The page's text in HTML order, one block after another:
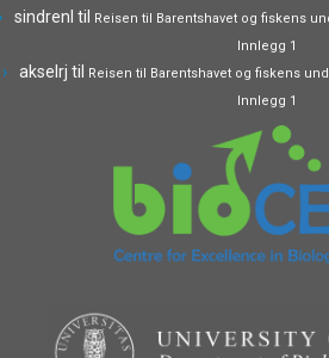
sindrenl til Reisen til Barentshavet og fiskens
Innlegg 1
akselrj til Reisen til Barentshavet og fiskens
Innlegg 1